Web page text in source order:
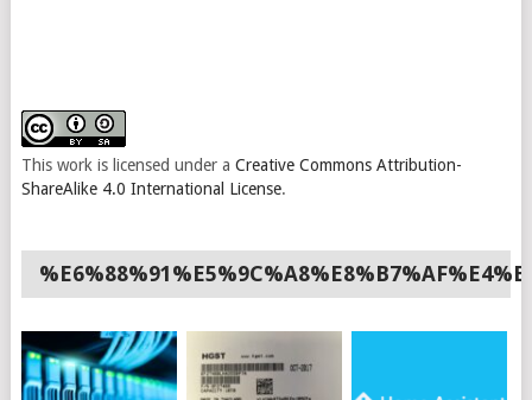
This work is licensed under a Creative Commons Attribution-
ShareAlike 4.0 International License.